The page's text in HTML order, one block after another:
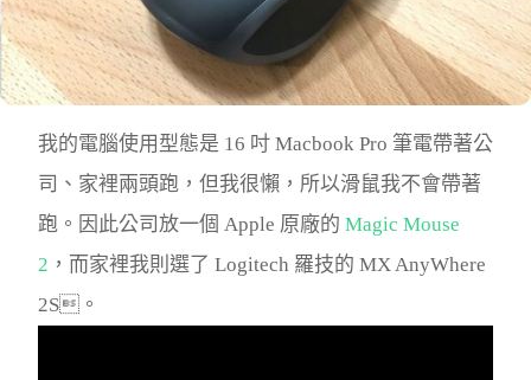
我的電腦使用型態是 16 吋 Macbook Pro 筆電帶著公
司、家裡兩頭跑，但我很懶，所以滑鼠我不會帶著
跑。因此公司放一個 Apple 原廠的 Magic Mouse
2 ，而家裡我則選了 Logitech 羅技的 MX AnyWhere
2S。